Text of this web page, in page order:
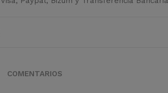
COMENTARIOS